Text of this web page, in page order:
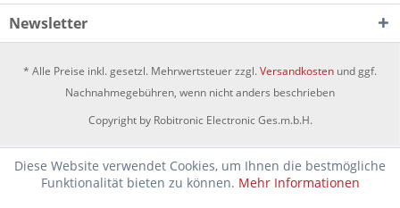
Newsletter
* Alle Preise inkl. gesetzl. Mehrwertsteuer zzgl.Versandkosten und ggf.
Nachnahmegebühren, wenn nicht anders beschrieben
Copyright by Robitronic Electronic Ges.m.b.H.
Diese Website verwendet Cookies, um Ihnen die bestmögliche
Funktionalität bieten zu können. Mehr Informationen